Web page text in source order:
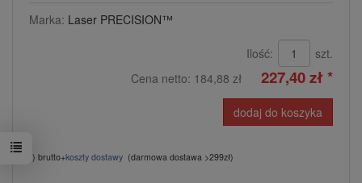
Marka: Laser PRECISION™
Ilość:
szt.
Cena netto: 184,88 zł 227,40 zł *
dodaj do koszyka
*) brutto+koszty dostawy (darmowa dostawa >299zł)